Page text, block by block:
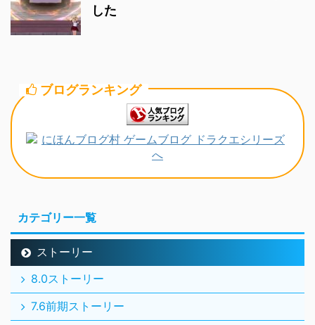
した
ブログランキング
カテゴリー一覧
ストーリー
8.0ストーリー
7.6前期ストーリー